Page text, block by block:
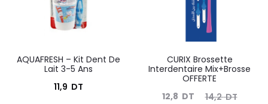
AQUAFRESH – Kit Dent De
Lait 3-5 Ans
11,9 DT
CURIX Brossette
Interdentaire Mix+Brosse
OFFERTE
14,2DT
Le
12,8 DT
Le